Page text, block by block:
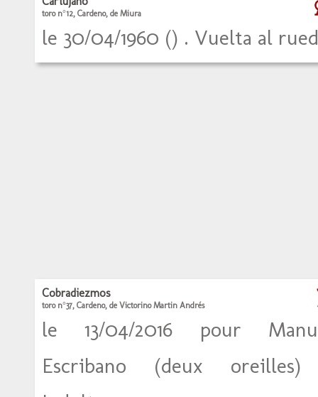
toro n°12, Cardeno, de Miura
le 30/04/1960 () . Vuelta al
Cobradiezmos
toro n°37, Cardeno, de Victorino Martin Andrés
le 13/04/2016 pour
Escribano (deux